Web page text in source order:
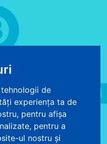
de
experiența ta de
pentru afișa
pentru a
ul nostru și
lei
> DRAPERIE OPACA